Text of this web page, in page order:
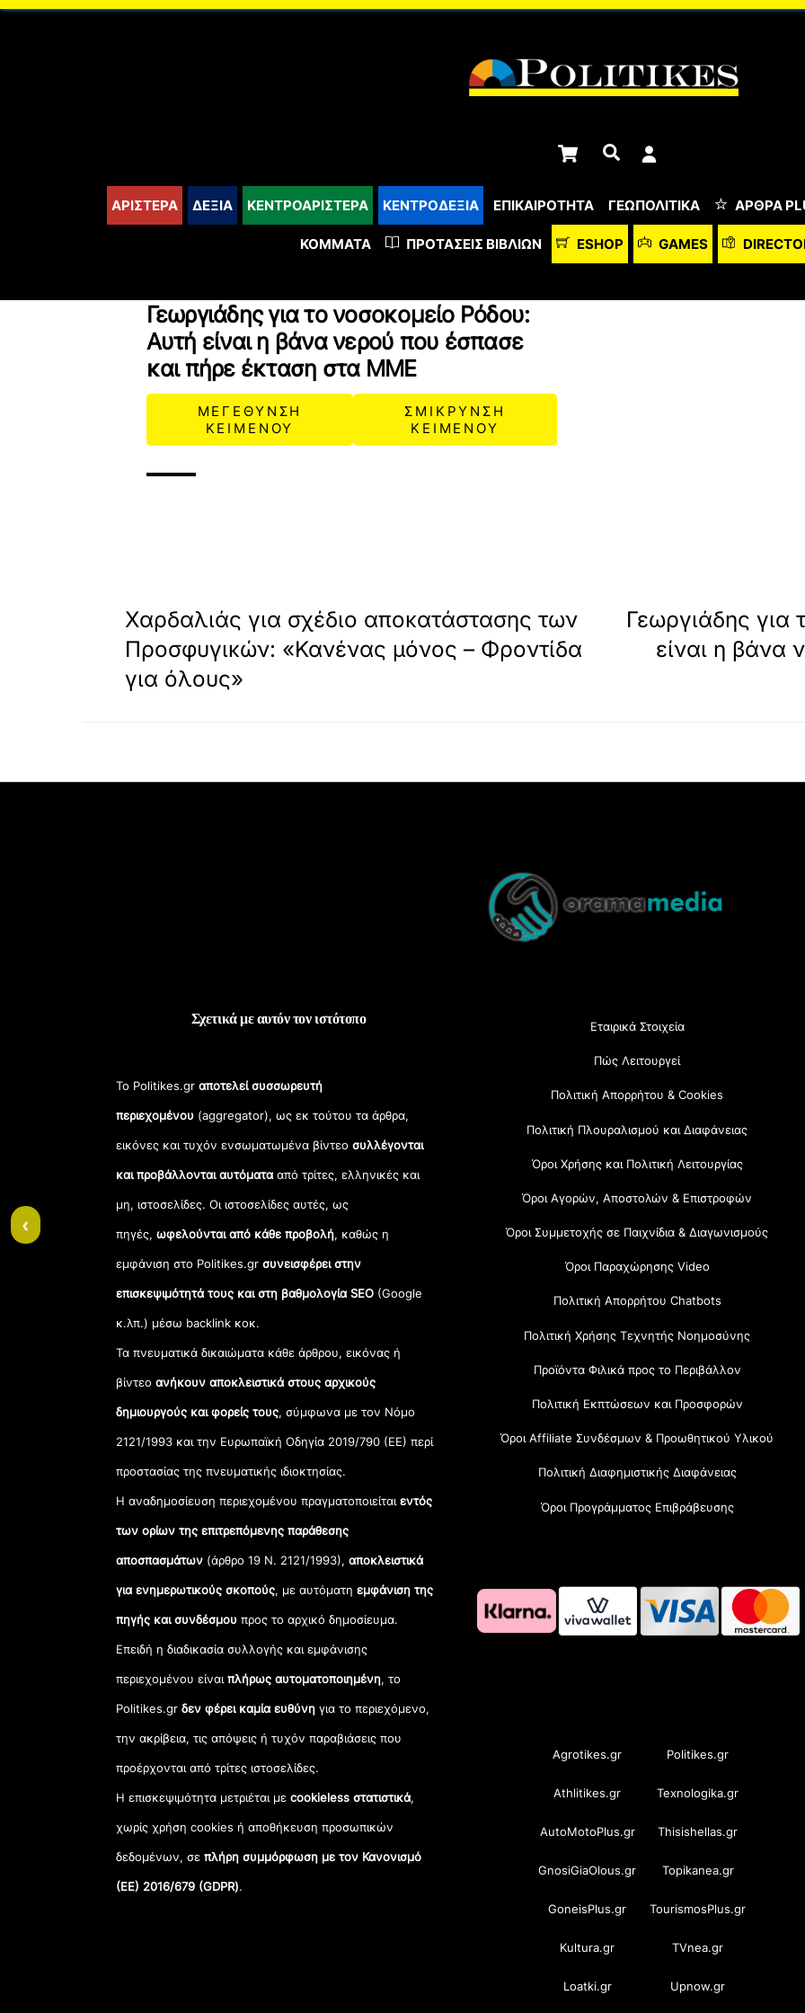
content
Cart Αναζήτηση
ΑΡΙΣΤΕΡΑ ΔΕΞΙΑ ΚΕΝΤΡΟΑΡΙΣΤΕΡΑ ΚΕΝΤΡΟΔΕΞΙΑ ΕΠΙΚΑΙΡΟΤΗΤΑ ΓΕΩΠΟΛΙΤΙΚΑ ΆΡΘΡΑ
ΚΌΜΜΑΤΑ ΠΡΟΤΆΣΕΙΣ ΒΙΒΛΊΩΝ ESHOP GAMES
Γεωργιάδης για το νοσοκομείο Ρόδου:
Αυτή είναι η βάνα νερού που έσπασε
και πήρε έκταση στα ΜΜΕ
ΜΕΓΕΘΥΝΣΗ
ΚΕΙΜΕΝΟΥ
ΣΜΙΚΡΥΝΣΗ
ΚΕΙΜΕΝΟΥ
Χαρδαλιάς για σχέδιο αποκατάστασης των
Προσφυγικών: «Κανένας μόνος – Φροντίδα
για όλους»
Γεωργιάδης για
είναι η βάνα
Top
Σχετικά με αυτόν τον ιστότοπο
Το Politikes.grαποτελεί συσσωρευτή
περιεχομένου (aggregator), ως εκ τούτου τα άρθρα,
εικόνες και τυχόν ενσωματωμένα βίντεοσυλλέγονται
και προβάλλονται αυτόματααπό τρίτες, ελληνικές και
μη, ιστοσελίδες. Οι ιστοσελίδες αυτές, ως
πηγές,ωφελούνται από κάθε προβολή, καθώς η
εμφάνιση στο Politikes.gr συνεισφέρει στην
επισκεψιμότητά τους και στη βαθμολογία SEO (Google
κ.λπ.) μέσω backlink κοκ.
Τα πνευματικά δικαιώματα κάθε άρθρου, εικόνας ή
βίντεοανήκουν αποκλειστικά στους αρχικούς
δημιουργούς και φορείς τους, σύμφωνα με τον Νόμο
2121/1993 και την Ευρωπαϊκή Οδηγία 2019/790 (ΕΕ) περί
προστασίας της πνευματικής ιδιοκτησίας.
Η αναδημοσίευση περιεχομένου πραγματοποιείταιεντός
των ορίων της επιτρεπόμενης παράθεσης
αποσπασμάτων (άρθρο 19 Ν. 2121/1993), αποκλειστικά
για ενημερωτικούς σκοπούς, με αυτόματηεμφάνιση της
πηγής και συνδέσμου προς το αρχικό δημοσίευμα.
Επειδή η διαδικασία συλλογής και εμφάνισης
περιεχομένου είναιπλήρως αυτοματοποιημένη, το
Politikes.grδεν φέρει καμία ευθύνη για το περιεχόμενο,
την ακρίβεια, τις απόψεις ή τυχόν παραβιάσεις που
προέρχονται από τρίτες ιστοσελίδες.
Η επισκεψιμότητα μετριέται μεcookieless στατιστικά,
χωρίς χρήση cookies ή αποθήκευση προσωπικών
δεδομένων, σεπλήρη συμμόρφωση με τον Κανονισμό
(ΕΕ) 2016/679 (GDPR).
Εταιρικά Στοιχεία
Πώς Λειτουργεί
Πολιτική Απορρήτου & Cookies
Πολιτική Πλουραλισμού και Διαφάνειας
Όροι Χρήσης και Πολιτική Λειτουργίας
Όροι Αγορών, Αποστολών & Επιστροφών
Όροι Συμμετοχής σε Παιχνίδια & Διαγωνισμούς
Όροι Παραχώρησης Video
Πολιτική Απορρήτου Chatbots
Πολιτική Χρήσης Τεχνητής Νοημοσύνης
Προϊόντα Φιλικά προς το Περιβάλλον
Πολιτική Εκπτώσεων και Προσφορών
Όροι Affiliate Συνδέσμων & Προωθητικού Υλικού
Πολιτική Διαφημιστικής Διαφάνειας
Όροι Προγράμματος Επιβράβευσης
Agrotikes.gr Politikes.gr
Athlitikes.gr Texnologika.gr
AutoMotoPlus.gr Thisishellas.gr
GnosiGiaOlous.gr Topikanea.gr
GoneisPlus.gr TourismosPlus.gr
Kultura.gr TVnea.gr
Loatki.gr Upnow.gr
‹